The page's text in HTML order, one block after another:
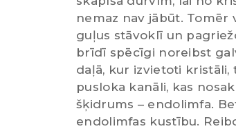
nemaz nav jābūt. Tomēr
guļus stāvoklī un
brīdī spēcīgi noreibst
daļā, kur izvietoti
pusloka kanāli, kas
šķidrums – endolimfa.
endolimfas kustību.